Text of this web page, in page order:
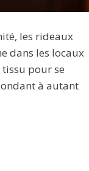
les rideaux
dans les locaux
pour se
à autant